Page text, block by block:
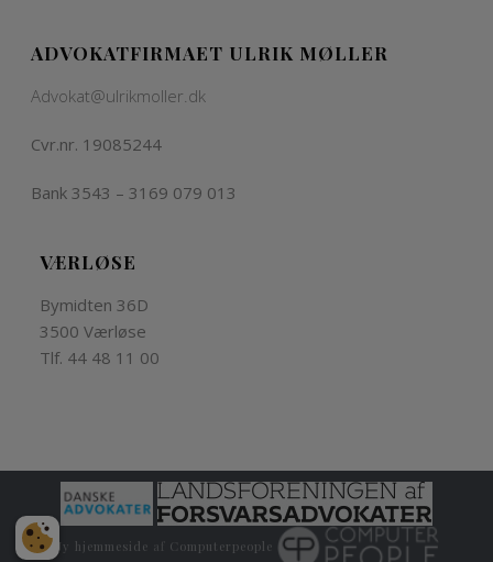
ADVOKATFIRMAET ULRIK MØLLER
Advokat@ulrikmoller.dk
Cvr.nr. 19085244
Bank 3543 – 3169 079 013
VÆRLØSE
Bymidten 36D
3500 Værløse
Tlf. 44 48 11 00
Ny hjemmeside af Computerpeople